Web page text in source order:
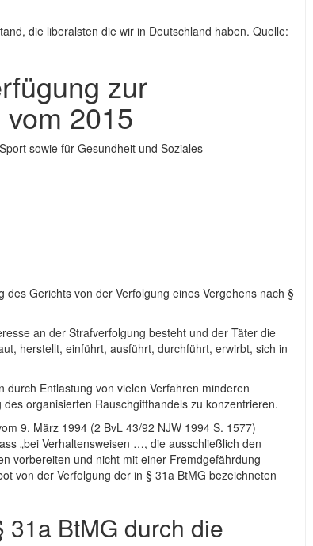
die liberalsten die wir in Deutschland haben. Quelle:
zur
2015
sowie für Gesundheit und Soziales
Gerichts von der Verfolgung eines Vergehens nach §
an der Strafverfolgung besteht und der Täter die
herstellt, einführt, ausführt, durchführt, erwirbt, sich in
Entlastung von vielen Verfahren minderen
organisierten Rauschgifthandels zu konzentrieren.
9. März 1994 (2 BvL 43/92 NJW 1994 S. 1577)
„bei Verhaltensweisen …, die ausschließlich den
vorbereiten und nicht mit einer Fremdgefährdung
von der Verfolgung der in § 31a BtMG bezeichneten
BtMG durch die